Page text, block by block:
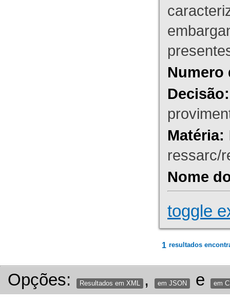
Numero
Decisão:
Matéria:
ressarc/
Nome
toggle
1 resultados
Opções: Resultados em XML , em JSON e em